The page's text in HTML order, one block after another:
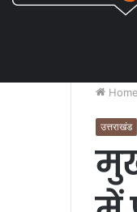
Home
उत्तराखंड